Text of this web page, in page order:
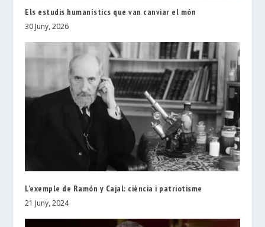
Els estudis humanístics que van canviar el món
30 Juny, 2026
L’exemple de Ramón y Cajal: ciència i patriotisme
21 Juny, 2024